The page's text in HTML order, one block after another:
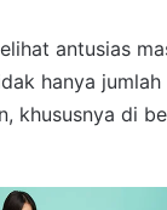
antusias
hanya
khususnya di